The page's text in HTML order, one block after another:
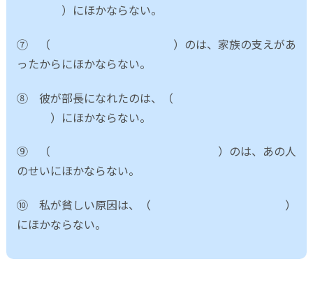
）にほかならない。
⑦ （ ）のは、家族の支えがあ
ったからにほかならない。
⑧ 彼が部長になれたのは、（
）にほかならない。
⑨ （ ）のは、あの人
のせいにほかならない。
⑩ 私が貧しい原因は、（ ）
にほかならない。